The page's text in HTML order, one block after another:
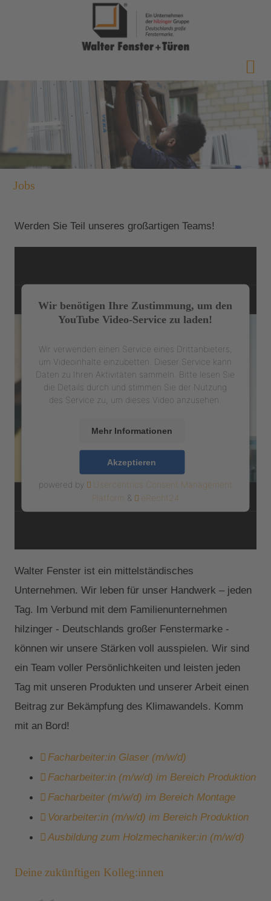
Jobs
Werden Sie Teil unseres großartigen Teams!
Wir benötigen Ihre Zustimmung, um den
YouTube Video-Service zu laden!
Wir verwenden einen Service eines Drittanbieters,
um Videoinhalte einzubetten. Dieser Service kann
Daten zu Ihren Aktivitäten sammeln. Bitte lesen Sie
die Details durch und stimmen Sie der Nutzung
des Service zu, um dieses Video anzusehen.
Mehr Informationen
Akzeptieren
powered by
Usercentrics Consent Management
Platform & eRecht24
Walter Fenster ist ein mittelständisches
Unternehmen. Wir leben für unser Handwerk – jeden
Tag. Im Verbund mit dem Familienunternehmen
hilzinger - Deutschlands großer Fenstermarke -
können wir unsere Stärken voll ausspielen. Wir sind
ein Team voller Persönlichkeiten und leisten jeden
Tag mit unseren Produkten und unserer Arbeit einen
Beitrag zur Bekämpfung des Klimawandels. Komm
mit an Bord!
Facharbeiter:in Glaser (m/w/d)
Facharbeiter:in (m/w/d) im Bereich Produktion
Facharbeiter (m/w/d) im Bereich Montage
Vorarbeiter:in (m/w/d) im Bereich Produktion
Ausbildung zum Holzmechaniker:in (m/w/d)
Deine zukünftigen Kolleg:innen